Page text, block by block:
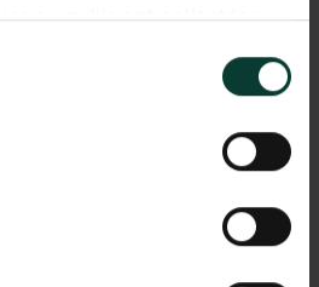
ou qu'ils ont collectées
NOUS UN E-MAIL